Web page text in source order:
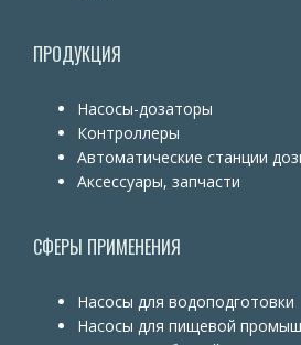
ПРОДУКЦИЯ
Насосы-дозаторы
Контроллеры
Автоматические станции
Аксессуары, запчасти
СФЕРЫ ПРИМЕНЕНИЯ
Насосы для водоподготовки
Насосы для пищевой